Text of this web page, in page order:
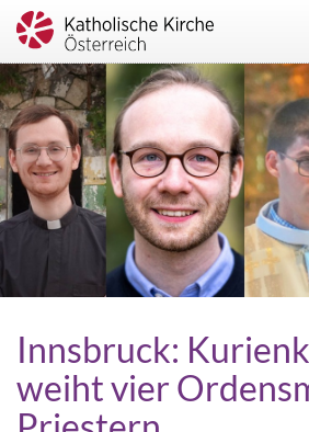
Innsbruck:
weiht vier